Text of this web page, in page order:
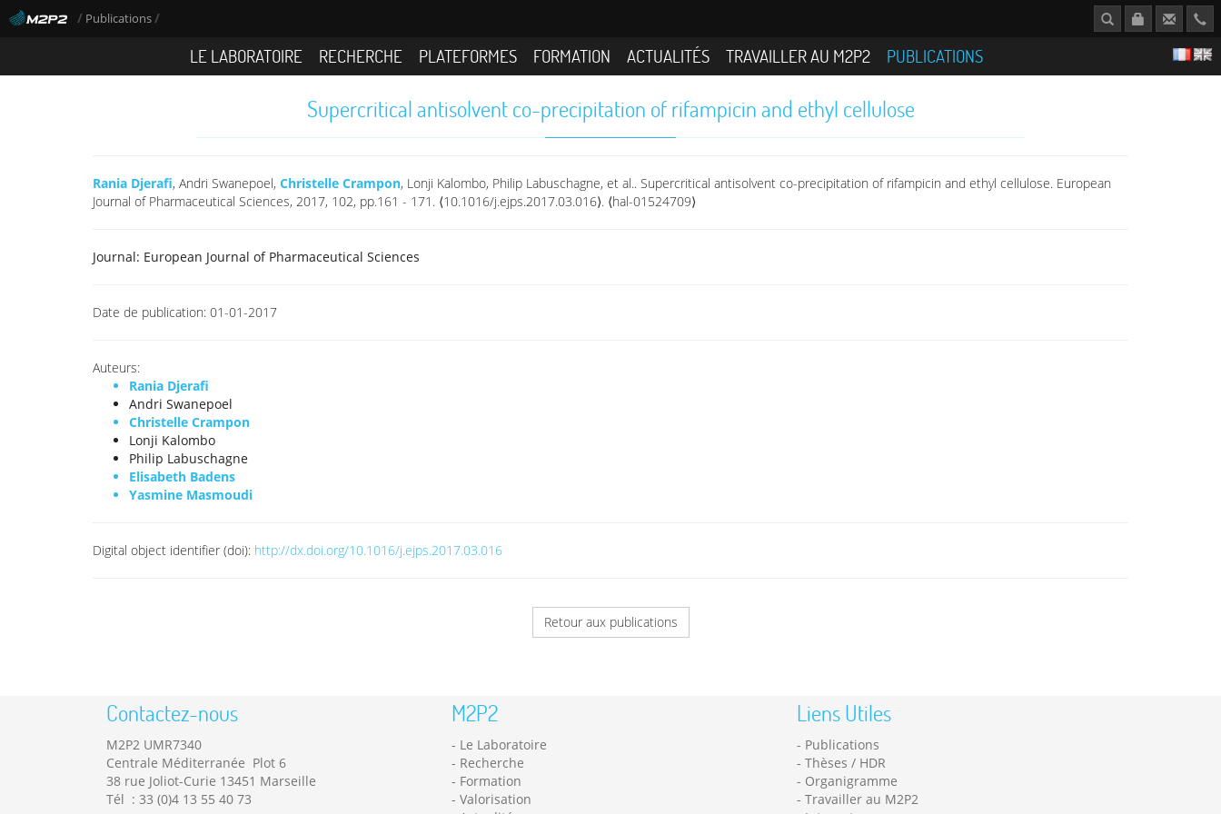
/ Publications/
LE LABORATOIRE RECHERCHE PLATEFORMES FORMATION ACTUALITÉS TRAVAILLER AU M2P2 PUBLICATIONS
Supercritical antisolvent co-precipitation of rifampicin and ethyl cellulose
Rania Djerafi, Andri Swanepoel, Christelle Crampon, Lonji Kalombo, Philip Labuschagne, et al.. Supercritical antisolvent co-precipitation of rifampicin and ethyl cellulose. European
Journal of Pharmaceutical Sciences, 2017, 102, pp.161 - 171. ⟨10.1016/j.ejps.2017.03.016⟩. ⟨hal-01524709⟩
Journal: European Journal of Pharmaceutical Sciences
Date de publication: 01-01-2017
Auteurs:
Rania Djerafi
Andri Swanepoel
Christelle Crampon
Lonji Kalombo
Philip Labuschagne
Elisabeth Badens
Yasmine Masmoudi
Digital object identifier (doi): http://dx.doi.org/10.1016/j.ejps.2017.03.016
Retour aux publications
Contactez-nous
M2P2 UMR7340
Centrale Méditerranée Plot 6
38 rue Joliot-Curie 13451 Marseille
Tél : 33 (0)4 13 55 40 73
M2P2
Le Laboratoire
Recherche
Formation
Valorisation
Liens Utiles
Publications
Thèses / HDR
Organigramme
Travailler au M2P2